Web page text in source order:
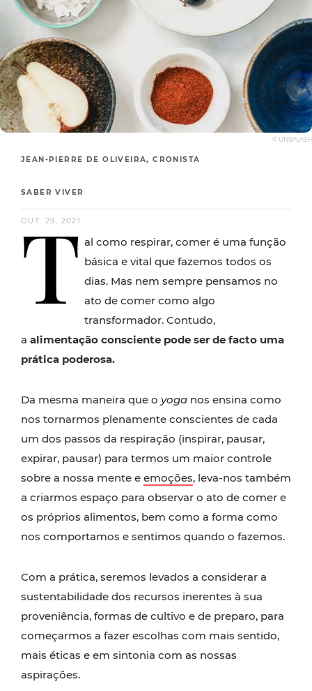
© UNSPLASH
JEAN-PIERRE DE OLIVEIRA, CRONISTA
SABER VIVER
OUT. 29, 2021
T al como respirar, comer é uma função
básica e vital que fazemos todos os
dias. Mas nem sempre pensamos no
ato de comer como algo
transformador. Contudo,
a alimentação consciente pode ser de facto uma
prática poderosa.
Da mesma maneira que o yoga nos ensina como
nos tornarmos plenamente conscientes de cada
um dos passos da respiração (inspirar, pausar,
expirar, pausar) para termos um maior controle
sobre a nossa mente e emoções, leva-nos também
a criarmos espaço para observar o ato de comer e
os próprios alimentos, bem como a forma como
nos comportamos e sentimos quando o fazemos.
Com a prática, seremos levados a considerar a
sustentabilidade dos recursos inerentes à sua
proveniência, formas de cultivo e de preparo, para
começarmos a fazer escolhas com mais sentido,
mais éticas e em sintonia com as nossas
aspirações.